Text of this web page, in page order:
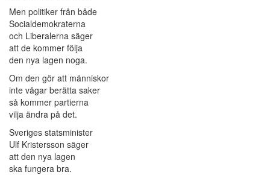
Men politiker från både
Socialdemokraterna
och Liberalerna säger
att de kommer följa
den nya lagen noga.
Om den gör att människor
inte vågar berätta saker
så kommer partierna
vilja ändra på det.
Sveriges statsminister
Ulf Kristersson säger
att den nya lagen
ska fungera bra.